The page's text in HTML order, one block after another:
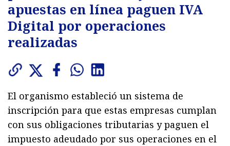
apuestas en línea paguen IVA
Digital por operaciones
realizadas
El organismo estableció un sistema de
inscripción para que estas empresas cumplan
con sus obligaciones tributarias y paguen el
impuesto adeudado por sus operaciones en el